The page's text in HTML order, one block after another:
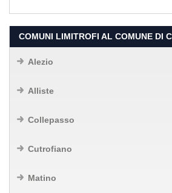
COMUNI LIMITROFI AL COMUNE DI
Alezio
Alliste
Collepasso
Cutrofiano
Matino